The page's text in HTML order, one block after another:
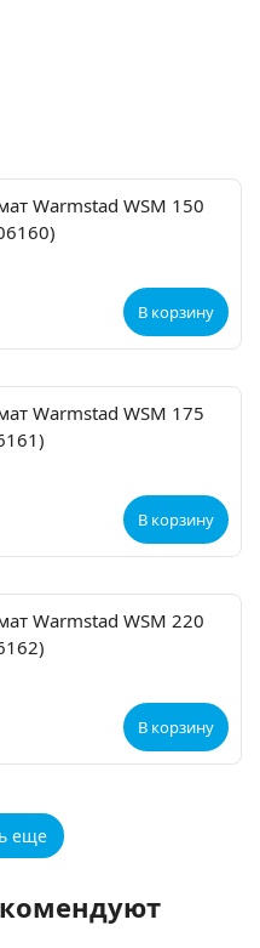
Warmstad WSM 150
В корзину
Warmstad WSM 175
В корзину
Warmstad WSM 220
В корзину
еще